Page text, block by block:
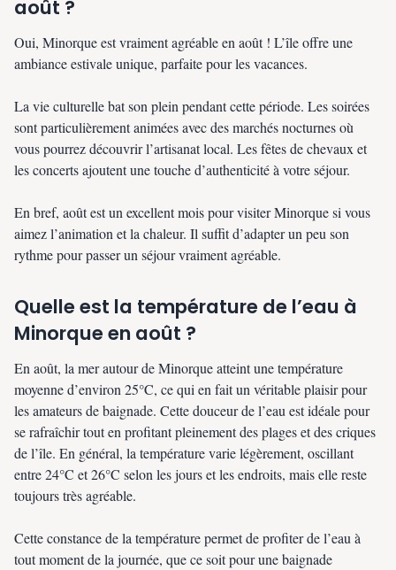
août ?
Oui, Minorque est vraiment agréable en août ! L’île offre une
ambiance estivale unique, parfaite pour les vacances.
La vie culturelle bat son plein pendant cette période. Les soirées
sont particulièrement animées avec des marchés nocturnes où
vous pourrez découvrir l’artisanat local. Les fêtes de chevaux et
les concerts ajoutent une touche d’authenticité à votre séjour.
En bref, août est un excellent mois pour visiter Minorque si vous
aimez l’animation et la chaleur. Il suffit d’adapter un peu son
rythme pour passer un séjour vraiment agréable.
Quelle est la température de l’eau à
Minorque en août ?
En août, la mer autour de Minorque atteint une température
moyenne d’environ 25°C, ce qui en fait un véritable plaisir pour
les amateurs de baignade. Cette douceur de l’eau est idéale pour
se rafraîchir tout en profitant pleinement des plages et des criques
de l’île. En général, la température varie légèrement, oscillant
entre 24°C et 26°C selon les jours et les endroits, mais elle reste
toujours très agréable.
Cette constance de la température permet de profiter de l’eau à
tout moment de la journée, que ce soit pour une baignade